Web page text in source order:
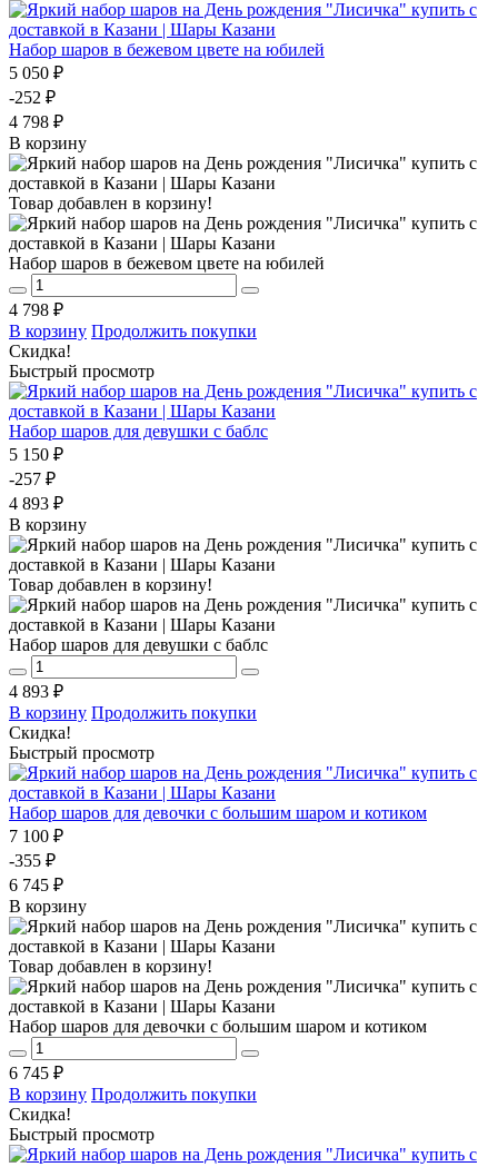
Набор шаров в бежевом цвете на юбилей
5 050 ₽
-252 ₽
4 798 ₽
В корзину
Товар добавлен в корзину!
Набор шаров в бежевом цвете на юбилей
4 798 ₽
В корзину Продолжить покупки
Скидка!
Быстрый просмотр
Набор шаров для девушки с баблс
5 150 ₽
-257 ₽
4 893 ₽
В корзину
Товар добавлен в корзину!
Набор шаров для девушки с баблс
4 893 ₽
В корзину Продолжить покупки
Скидка!
Быстрый просмотр
Набор шаров для девочки с большим шаром и котиком
7 100 ₽
-355 ₽
6 745 ₽
В корзину
Товар добавлен в корзину!
Набор шаров для девочки с большим шаром и котиком
6 745 ₽
В корзину Продолжить покупки
Скидка!
Быстрый просмотр